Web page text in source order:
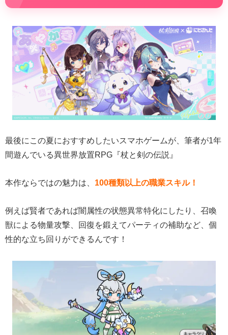
最後にこの夏におすすめしたいスマホゲームが、筆者が1年
間遊んでいる異世界放置RPG『杖と剣の伝説』
本作ならではの魅力は、 100種類以上の職業スキル！
例えば賢者であれば闇属性の状態異常特化にしたり、召喚
獣による物量攻撃、回復を鍛えてパーティの補助など、個
性的な立ち回りができるんです！